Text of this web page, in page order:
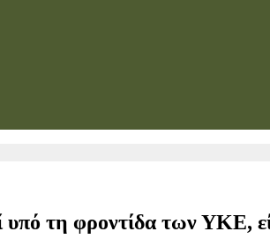
υπό τη φροντίδα των ΥΚΕ,